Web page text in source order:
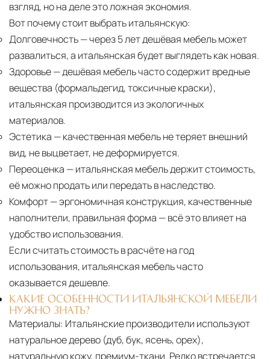
взгляд, но на деле это ложная экономия.
Вот почему стоит выбрать итальянскую:
Долговечность— через 5 лет дешёвая мебель может
развалиться, а итальянская будет выглядеть как новая.
Здоровье— дешёвая мебель часто содержит вредные
вещества (формальдегид, токсичные краски),
итальянская производится из экологичных
материалов.
Эстетика — качественная мебель не теряет внешний
вид, не выцветает, не деформируется.
Переоценка — итальянская мебель держит стоимость,
её можно продать или передать в наследство.
Комфорт— эргономичная конструкция, качественные
наполнители, правильная форма — всё это влияет на
удобство использования.
Если считать стоимость в расчёте на год
использования, итальянская мебель часто
оказывается дешевле.
КАКИЕ ОСОБЕННОСТИ ИТАЛЬЯНСКОЙ МЕБЕЛИ
НУЖНО ЗНАТЬ?
Материалы: Итальянские производители используют
натуральное дерево (дуб, бук, ясень, орех),
натуральную кожу, премиум-ткани. Редко встречается